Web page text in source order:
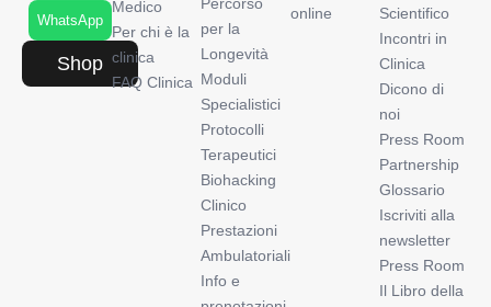
WhatsApp
Shop
Medico
Per chi è la
clinica
FAQ Clinica
per la
Longevità
Moduli
Specialistici
Protocolli
Terapeutici
Biohacking
Clinico
Prestazioni
Ambulatoriali
Info e
online
Scientifico
Incontri in
Clinica
Dicono di
noi
Press Room
Partnership
Glossario
Iscriviti alla
newsletter
Press Room
Il Libro della